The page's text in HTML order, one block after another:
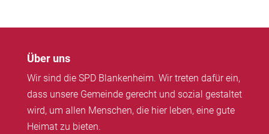
Über uns
Wir sind die SPD Blankenheim. Wir treten dafür ein,
dass unsere Gemeinde gerecht und sozial gestaltet
wird, um allen Menschen, die hier leben, eine gute
Heimat zu bieten.